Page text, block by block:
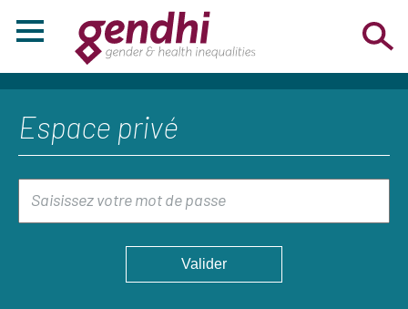
Espace privé